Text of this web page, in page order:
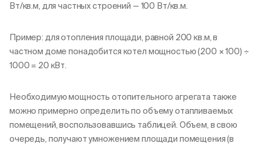
Вт/кв.м, для частных строений — 100 Вт/кв.м.
Пример: для отопления площади, равной 200 кв.м, в
частном доме понадобится котел мощностью (200 × 100) ÷
1000 = 20 кВт.
Необходимую мощность отопительного агрегата также
можно примерно определить по объему отапливаемых
помещений, воспользовавшись таблицей. Объем, в свою
очередь, получают умножением площади помещения (в